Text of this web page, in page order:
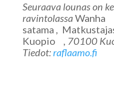
Seuraava lounas on
ravintolassaWanha
satama ,
Kuopio
, 70100
Tiedot:raflaamo.fi